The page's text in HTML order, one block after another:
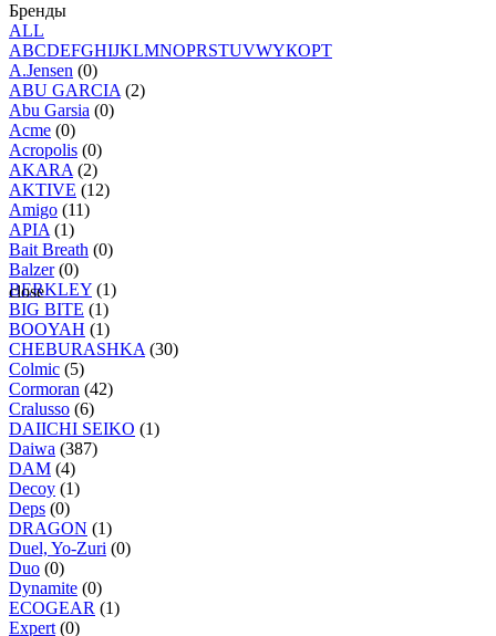
Бренды
ALL
ABCDEFGHIJKLMNOPRSTUVWYКОРТ
A.Jensen (0)
ABU GARCIA (2)
Abu Garsia (0)
Acme (0)
Acropolis (0)
AKARA (2)
AKTIVE (12)
Amigo (11)
APIA (1)
Bait Breath (0)
Balzer(0)
BERKLEY (1)
BIG BITE (1)
BOOYAH (1)
CHEBURASHKA (30)
Colmic (5)
Cormoran (42)
Cralusso (6)
DAIICHI SEIKO (1)
Daiwa (387)
DAM (4)
Decoy (1)
Deps (0)
DRAGON (1)
Duel, Yo-Zuri (0)
Duo (0)
Dynamite (0)
ECOGEAR (1)
Expert (0)
close